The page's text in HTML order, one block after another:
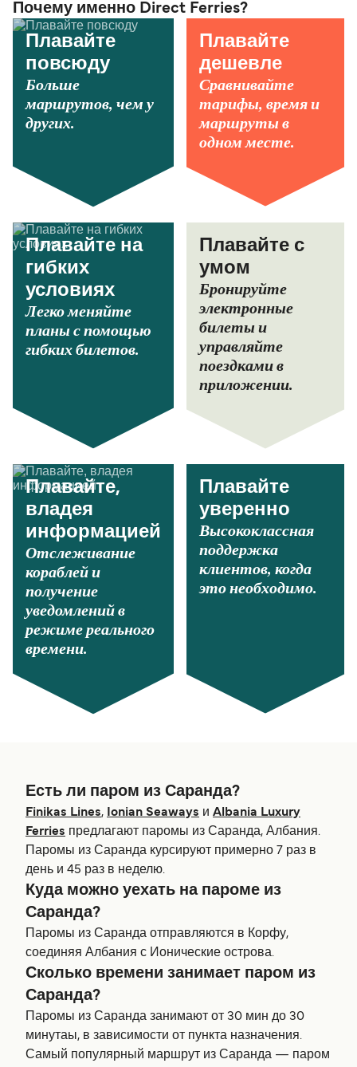
Почему именно Direct Ferries?
Плавайте
повсюду
Больше
маршрутов, чем у
других.
Плавайте
дешевле
Сравнивайте
тарифы, время и
маршруты в
одном месте.
Плавайте на
гибких
условиях
Легко меняйте
планы с помощью
гибких билетов.
Плавайте с
умом
Бронируйте
электронные
билеты и
управляйте
поездками в
приложении.
Плавайте,
владея
информацией
Отслеживание
кораблей и
получение
уведомлений в
режиме реального
времени.
Плавайте
уверенно
Высококлассная
поддержка
клиентов, когда
это необходимо.
Есть ли паром из Саранда?
Finikas Lines, Ionian Seaways и Albania Luxury
Ferries предлагают паромы из Саранда, Албания.
Паромы из Саранда курсируют примерно 7 раз в
день и 45 раз в неделю.
Куда можно уехать на пароме из
Саранда?
Паромы из Саранда отправляются в Корфу,
соединяя Албания с Ионические острова.
Сколько времени занимает паром из
Саранда?
Паромы из Саранда занимают от 30 мин до 30
минутаы, в зависимости от пункта назначения.
Самый популярный маршрут из Саранда — паром